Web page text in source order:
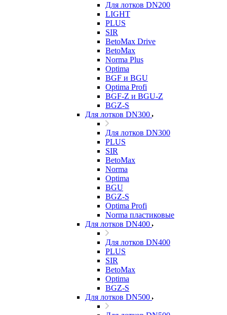
Для лотков DN200
LIGHT
PLUS
SIR
BetoMax Drive
BetoMax
Norma Plus
Optima
BGF и BGU
Optima Profi
BGF-Z и BGU-Z
BGZ-S
Для лотков DN300
Для лотков DN300
PLUS
SIR
BetoMax
Norma
Optima
BGU
BGZ-S
Optima Profi
Norma пластиковые
Для лотков DN400
Для лотков DN400
PLUS
SIR
BetoMax
Optima
BGZ-S
Для лотков DN500